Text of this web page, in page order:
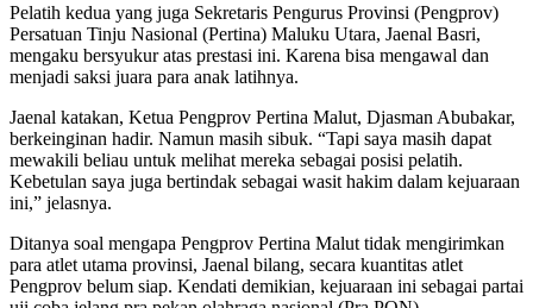
Pelatih kedua yang juga Sekretaris Pengurus Provinsi (Pengprov)
Persatuan Tinju Nasional (Pertina) Maluku Utara, Jaenal Basri,
mengaku bersyukur atas prestasi ini. Karena bisa mengawal dan
menjadi saksi juara para anak latihnya.
Jaenal katakan, Ketua Pengprov Pertina Malut, Djasman Abubakar,
berkeinginan hadir. Namun masih sibuk. “Tapi saya masih dapat
mewakili beliau untuk melihat mereka sebagai posisi pelatih.
Kebetulan saya juga bertindak sebagai wasit hakim dalam kejuaraan
ini,” jelasnya.
Ditanya soal mengapa Pengprov Pertina Malut tidak mengirimkan
para atlet utama provinsi, Jaenal bilang, secara kuantitas atlet
Pengprov belum siap. Kendati demikian, kejuaraan ini sebagai partai